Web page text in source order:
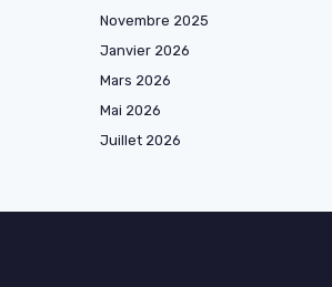
Novembre 2025
Janvier 2026
Mars 2026
Mai 2026
Juillet 2026